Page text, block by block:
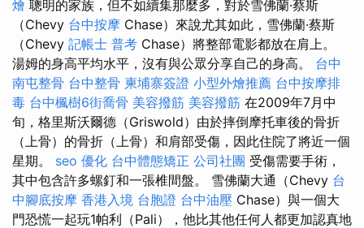
燴 聰明的家族，但不如續集那麼多，對於雪佛蘭·蔡斯
（Chevy 台中按摩 Chase）來說尤其如此，雪佛蘭·蔡斯
（Chevy 記帳士 普考 Chase）將整部電影都放在肩上。
湯姆的身高平均水平，沒有與公眾分享自己的身高。 台中
南屯整骨 台中整骨 柬埔寨簽證 小型外燴推薦 台中按摩排
毒 台中楓樹6街喬骨 美容撥筋 美容撥筋 在2009年7月中
旬，格里斯沃爾德（Griswold）由於摔倒摩托車後的骨折
（上骨）的骨折（上骨）和肩部受傷，因此住院了將近一個
星期。 seo 優化 台中體態矯正 公司社團 受傷需要手術，
其中包含許多螺釘和一張椎間盤。 雪佛蘭大通（Chevy 台
中腳底按摩 香港入境 台胞證 台中油壓 Chase）與一個大
門恐慌一起玩1帕利（Pali），他比其他任何人都更加認真地